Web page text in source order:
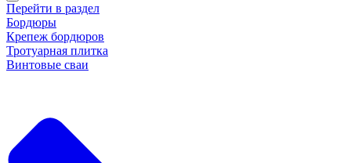
Перейти в раздел
Бордюры
Крепеж бордюров
Тротуарная плитка
Винтовые сваи